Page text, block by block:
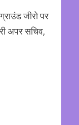
जीरो पर
अपर सचिव,